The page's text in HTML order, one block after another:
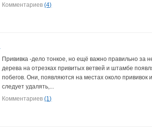
Комментариев(4)
Прививка -дело тонкое, но ещё важно правильно за
дерева на отрезках привитых ветвей и штамбе
побегов. Они, появляются на местах около
следует удалять,...
Комментариев(1)